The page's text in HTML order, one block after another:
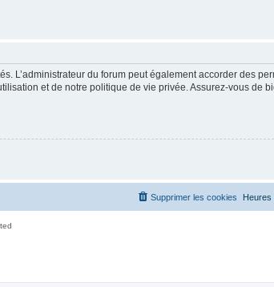
L’administrateur du forum peut également accorder des
et de notre politique de vie privée. Assurez-vous de
Heures
Supprimer les cookies